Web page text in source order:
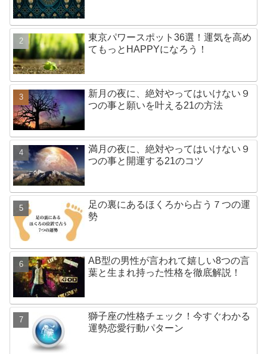
東京パワースポット36選！運気を高め
てもっとHAPPYになろう！
新月の夜に、絶対やってはいけない９
つの事と願いを叶える21の方法
満月の夜に、絶対やってはいけない９
つの事と開運する21のコツ
足の裏にあるほくろから占う７つの運
勢
AB型の男性が言われて嬉しい8つの言
葉と生まれ持った性格を徹底解説！
獅子座の性格チェック！今すぐわかる
運勢恋愛行動パターン